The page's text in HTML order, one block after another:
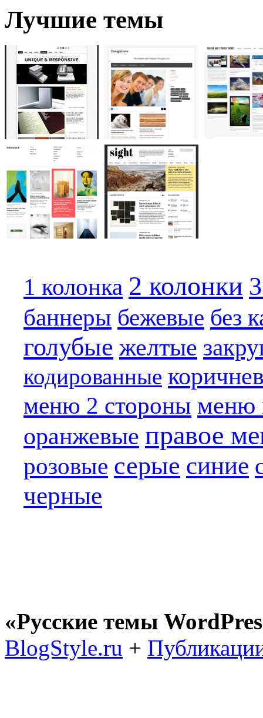
Лучшие темы
1 колонка 2 колонки
баннеры бежевые без
голубые желтые
кодированные
меню 2 стороны меню
оранжевые правое
розовые серые синие
черные
«Русские темы
BlogStyle.ru +